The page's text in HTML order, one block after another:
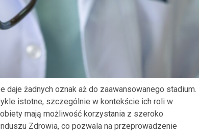
żadnych oznak aż do zaawansowanego stadium.
istotne, szczególnie w kontekście ich roli w
mają możliwość korzystania z szeroko
Zdrowia, co pozwala na przeprowadzenie